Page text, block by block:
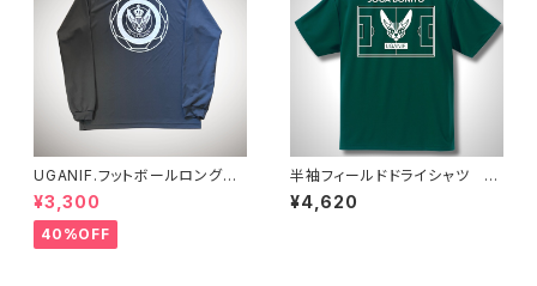
UGANIF.フットボールロングプ
ラシャツ ダークグレーホワイト
¥3,300
40%OFF
半袖フィールドドライシャツ ア
イビーグリーン
¥4,620